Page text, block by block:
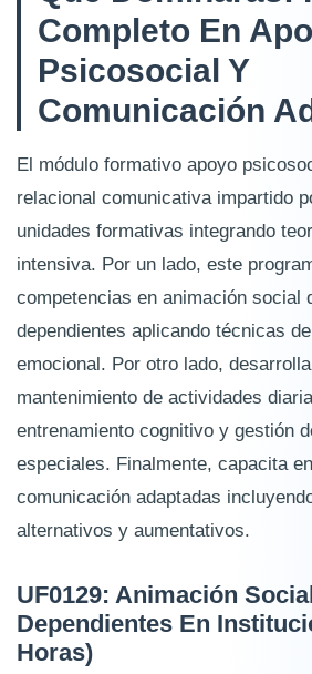
Completo En
Psicosocial Y
Comunicación
El módulo formativo apoyo
relacional comunicativa impartido
unidades formativas integrando
intensiva. Por un lado, este
competencias en animación social
dependientes aplicando técnicas
emocional. Por otro lado,
mantenimiento de actividades
entrenamiento cognitivo y gestión
especiales. Finalmente, capacita
comunicación adaptadas
alternativos y aumentativos.
UF0129: Animación
Dependientes En
Horas)